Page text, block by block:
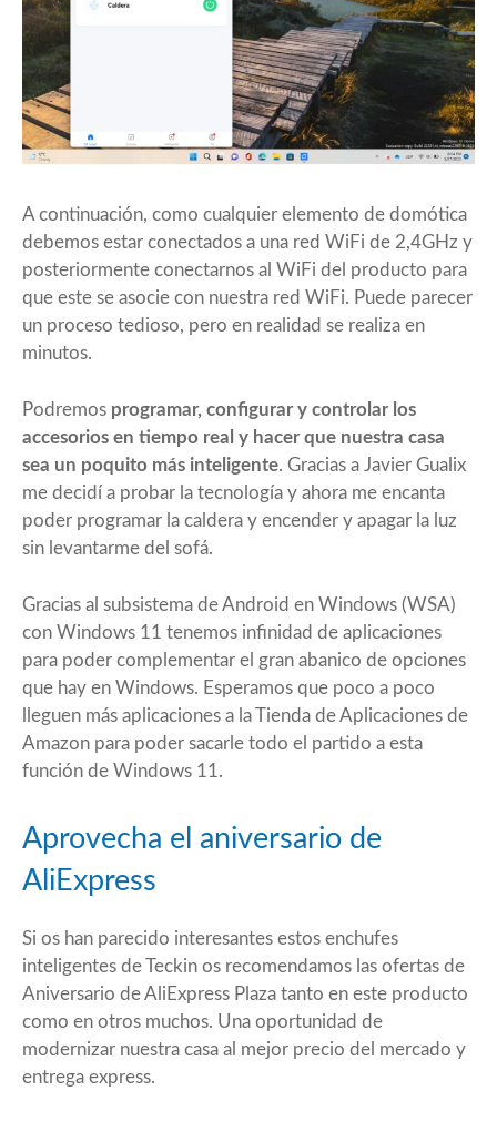
A continuación, como cualquier elemento de domótica
debemos estar conectados a una red WiFi de 2,4GHz y
posteriormente conectarnos al WiFi del producto para
que este se asocie con nuestra red WiFi. Puede parecer
un proceso tedioso, pero en realidad se realiza en
minutos.
Podremos programar, configurar y controlar los
accesorios en tiempo real y hacer que nuestra casa
sea un poquito más inteligente. Gracias a Javier Gualix
me decidí a probar la tecnología y ahora me encanta
poder programar la caldera y encender y apagar la luz
sin levantarme del sofá.
Gracias al subsistema de Android en Windows (WSA)
con Windows 11 tenemos infinidad de aplicaciones
para poder complementar el gran abanico de opciones
que hay en Windows. Esperamos que poco a poco
lleguen más aplicaciones a la Tienda de Aplicaciones de
Amazon para poder sacarle todo el partido a esta
función de Windows 11.
Aprovecha el aniversario de
AliExpress
Si os han parecido interesantes estos enchufes
inteligentes de Teckin os recomendamos las ofertas de
Aniversario de AliExpress Plaza tanto en este producto
como en otros muchos. Una oportunidad de
modernizar nuestra casa al mejor precio del mercado y
entrega express.